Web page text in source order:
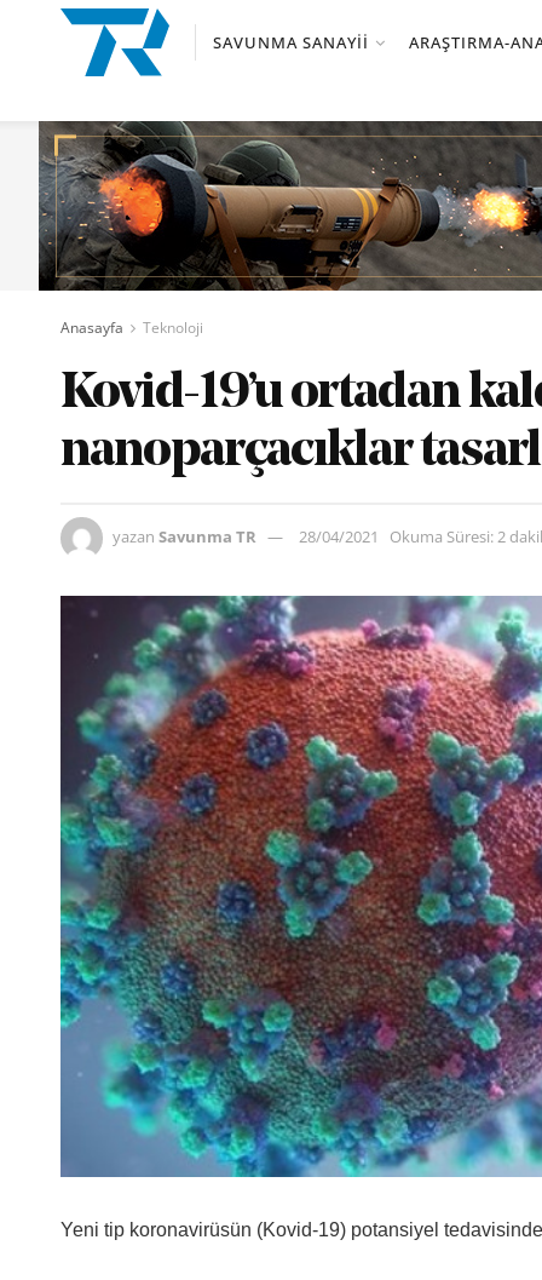
SAVUNMA SANAYII ARAŞTIRMA-
Anasayfa Teknoloji
Kovid-19’u ortadan
nanoparçacıklar
yazan Savunma TR 28/04/2021 Okuma Süresi: 2
Yeni tip koronavirüsün (Kovid-19) potansiyel